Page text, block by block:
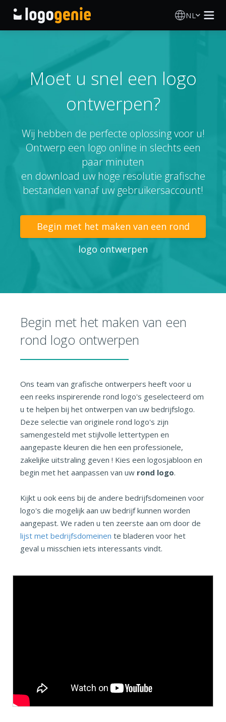
NL
AI logogenerator
Logo-ideeën
Gedrukte producten
Over
Blog
INLOGGEN
Moet u snel een logo
ontwerpen?
Wij hebben de perfecte oplossing voor u!
Ontwerp een logo online in slechts een
paar minuten
en download uw hoge resolutie grafische
bestanden vanaf uw gebruikersaccount!
Begin met het maken van een rond
logo ontwerpen
Begin met het maken van een
rond logo ontwerpen
Ons team van grafische ontwerpers heeft voor u
een reeks inspirerende rond logo's geselecteerd om
u te helpen bij het ontwerpen van uw bedrijfslogo.
Deze selectie van originele rond logo's zijn
samengesteld met stijlvolle lettertypen en
aangepaste kleuren die hen een professionele,
zakelijke uitstraling geven ! Kies een logosjabloon en
begin met het aanpassen van uw rond logo.
Kijkt u ook eens bij de andere bedrijfsdomeinen voor
logo's die mogelijk aan uw bedrijf kunnen worden
aangepast. We raden u ten zeerste aan om door de
lijst met bedrijfsdomeinen te bladeren voor het
geval u misschien iets interessants vindt.